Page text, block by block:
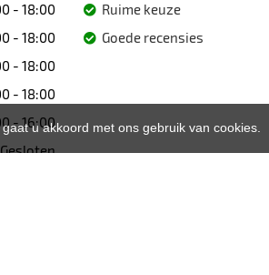
- 18:00
- 18:00
- 18:00
- 18:00
- 16:00
Gesloten
Ruime keuze
Goede recensies
u akkoord met ons gebruik van cookies.